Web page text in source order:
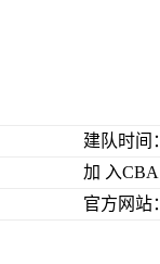
建队时间
加 入
官方网站